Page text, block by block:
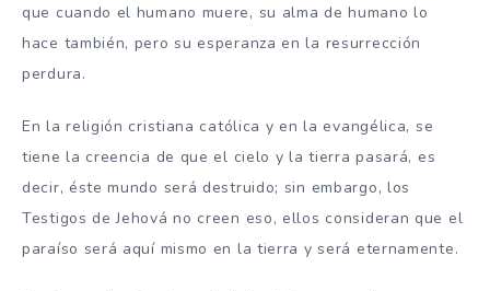
que cuando el humano muere, su alma de humano lo
hace también, pero su esperanza en la resurrección
perdura.
En la religión cristiana católica y en la evangélica, se
tiene la creencia de que el cielo y la tierra pasará, es
decir, éste mundo será destruido; sin embargo, los
Testigos de Jehová no creen eso, ellos consideran que el
paraíso será aquí mismo en la tierra y será eternamente.